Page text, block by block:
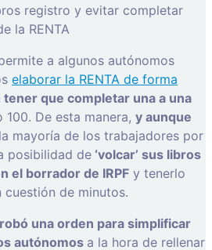
registro y evitar completar
la RENTA
a algunos autónomos
elaborar la RENTA de forma
tener que completar una a una
100. De esta manera, y aunque
la mayoría de los trabajadores por
posibilidad de ‘volcar’ sus libros
el borrador de IRPF y tenerlo
de minutos.
una orden para simplificar
autónomos a la hora de rellenar